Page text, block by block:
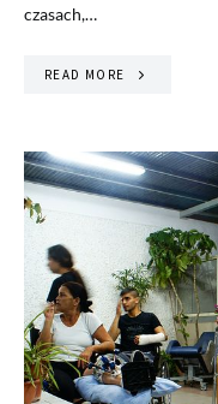
czasach,…
READ MORE